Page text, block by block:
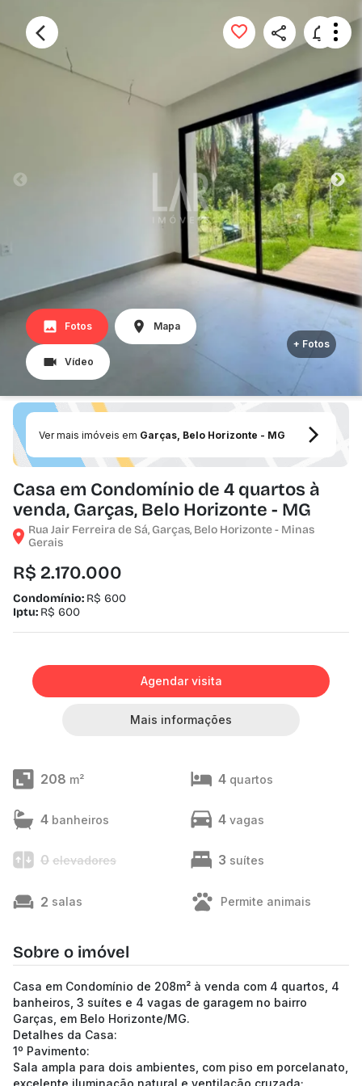
Fotos Mapa
Vídeo
+ Fotos
Ver mais imóveis em Garças, Belo Horizonte - MG
Casa em Condomínio de 4 quartos à
venda, Garças, Belo Horizonte - MG
Rua Jair Ferreira de Sá, Garças, Belo Horizonte - Minas
Gerais
R$ 2.170.000
Condomínio: R$ 600
Iptu: R$ 600
Agendar visita
Mais informações
208 m² 4 quartos
4 banheiros 4 vagas
0 elevadores 3 suítes
2 salas Permite animais
Sobre o imóvel
Casa em Condomínio de 208m² à venda com 4 quartos, 4
banheiros, 3 suítes e 4 vagas de garagem no bairro
Garças, em Belo Horizonte/MG.
Detalhes da Casa:
1º Pavimento:
Sala ampla para dois ambientes, com piso em porcelanato,
excelente iluminação natural e ventilação cruzada;